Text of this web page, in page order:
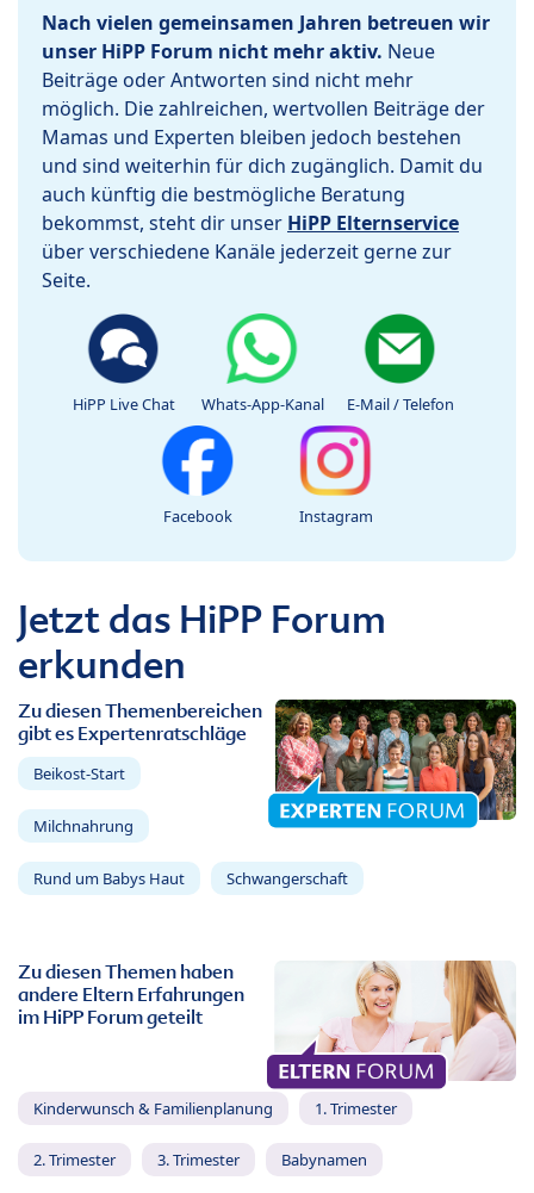
Nach vielen gemeinsamen Jahren betreuen wir
unser HiPP Forum nicht mehr aktiv. Neue
Beiträge oder Antworten sind nicht mehr
möglich. Die zahlreichen, wertvollen Beiträge der
Mamas und Experten bleiben jedoch bestehen
und sind weiterhin für dich zugänglich. Damit du
auch künftig die bestmögliche Beratung
bekommst, steht dir unser HiPP Elternservice
über verschiedene Kanäle jederzeit gerne zur
Seite.
HiPP Live Chat Whats-App-Kanal E-Mail / Telefon
Facebook Instagram
Jetzt das HiPP Forum
erkunden
Zu diesen Themenbereichen
gibt es Expertenratschläge
Beikost-Start
Milchnahrung
Rund um Babys Haut Schwangerschaft
Zu diesen Themen haben
andere Eltern Erfahrungen
im HiPP Forum geteilt
Kinderwunsch & Familienplanung 1. Trimester
2. Trimester 3. Trimester Babynamen